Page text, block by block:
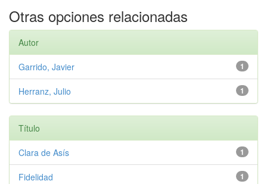
Otras opciones relacionadas
Autor
1
Garrido, Javier
1
Herranz, Julio
Título
1
Clara de Asís
1
Fidelidad